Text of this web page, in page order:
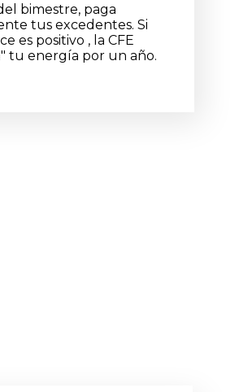
bimestre, paga
tus excedentes. Si
es positivo , la CFE
tu energía por un año.